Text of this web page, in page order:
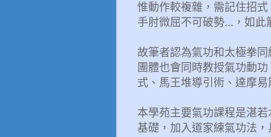
惟動作較複雜，需記住招
手肘微屈不可破勢...，如此
故筆者認為氣功和太極拳
團體也會同時教授氣功動
式、馬王堆導引術、達摩易
本學苑主要氣功課程是湛若
基礎，加入道家練氣功法